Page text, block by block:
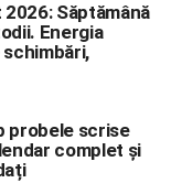
Săptămână
Energia
probele scrise
complet și